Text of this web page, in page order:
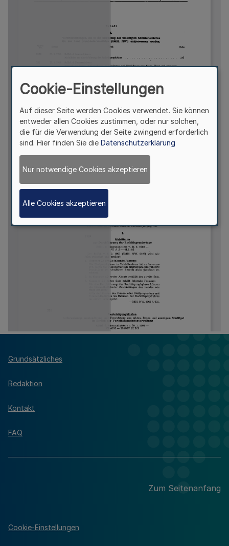
Grundsätzliches
Redaktion
Kontakt
FAQ
Zum Seitenanfang
Cookie-Einstellungen
Cookie-Einstellungen
Auf dieser Seite werden Cookies verwendet. Sie können
entweder allen Cookies zustimmen, oder nur solchen,
die für die Verwendung der Seite zwingend erforderlich
sind. Hier finden Sie die Datenschutzerklärung
Nur notwendige Cookies akzeptieren
Alle Cookies akzeptieren